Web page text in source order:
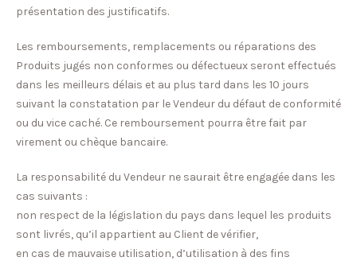
présentation des justificatifs.
Les remboursements, remplacements ou réparations des
Produits jugés non conformes ou défectueux seront effectués
dans les meilleurs délais et au plus tard dans les 10 jours
suivant la constatation par le Vendeur du défaut de conformité
ou du vice caché. Ce remboursement pourra être fait par
virement ou chèque bancaire.
La responsabilité du Vendeur ne saurait être engagée dans les
cas suivants :
non respect de la législation du pays dans lequel les produits
sont livrés, qu’il appartient au Client de vérifier,
en cas de mauvaise utilisation, d’utilisation à des fins